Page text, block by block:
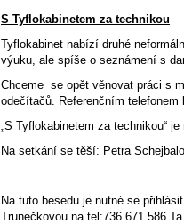
S Tyflokabinetem za technikou
Tyflokabinet nabízí druhé
výuku, ale spíše o seznámení s
Chceme se opět věnovat práci s
odečítačů. Referenčním telefonem
„S Tyflokabinetem za technikou“
Na setkání se těší: Petra
Na tuto besedu je nutné se
Trunečkovou na tel:736 671 586